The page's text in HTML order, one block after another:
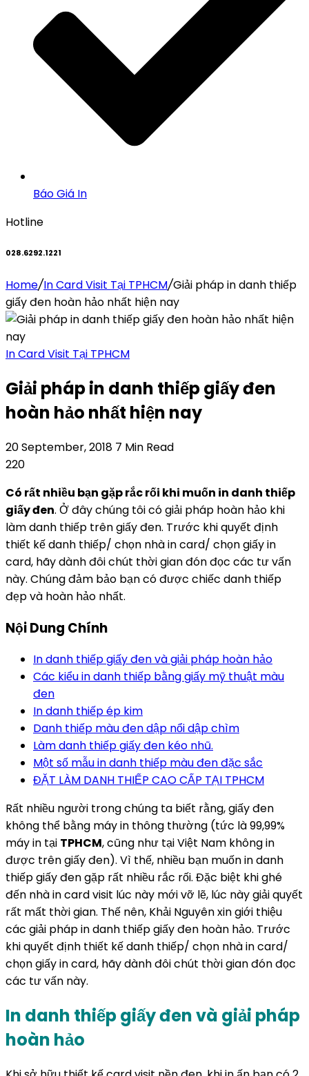
Báo Giá In
Hotline
028.6292.1221
Home/In Card Visit Tại TPHCM/Giải pháp in danh thiếp
giấy đen hoàn hảo nhất hiện nay
In Card Visit Tại TPHCM
Giải pháp in danh thiếp giấy đen
hoàn hảo nhất hiện nay
20 September, 2018 7 Min Read
220
Có rất nhiều bạn gặp rắc rối khi muốn in danh thiếp
giấy đen. Ở đây chúng tôi có giải pháp hoàn hảo khi
làm danh thiếp trên giấy đen. Trước khi quyết định
thiết kế danh thiếp/ chọn nhà in card/ chọn giấy in
card, hãy dành đôi chút thời gian đón đọc các tư vấn
này. Chúng đảm bảo bạn có được chiếc danh thiếp
đẹp và hoàn hảo nhất.
Nội Dung Chính
In danh thiếp giấy đen và giải pháp hoàn hảo
Các kiểu in danh thiếp bằng giấy mỹ thuật màu
đen
In danh thiếp ép kim
Danh thiếp màu đen dập nổi dập chìm
Làm danh thiếp giấy đen kéo nhũ.
Một số mẫu in danh thiếp màu đen đặc sắc
ĐẶT LÀM DANH THIẾP CAO CẤP TẠI TPHCM
Rất nhiều người trong chúng ta biết rằng, giấy đen
không thể bằng máy in thông thường (tức là 99,99%
máy in tại TPHCM, cũng như tại Việt Nam không in
được trên giấy đen). Vì thế, nhiều bạn muốn in danh
thiếp giấy đen gặp rất nhiều rắc rối. Đặc biệt khi ghé
đến nhà in card visit lúc này mới vỡ lẽ, lúc này giải quyết
rất mất thời gian. Thế nên, Khải Nguyên xin giới thiệu
các giải pháp in danh thiếp giấy đen hoàn hảo. Trước
khi quyết định thiết kế danh thiếp/ chọn nhà in card/
chọn giấy in card, hãy dành đôi chút thời gian đón đọc
các tư vấn này.
In danh thiếp giấy đen và giải pháp
hoàn hảo